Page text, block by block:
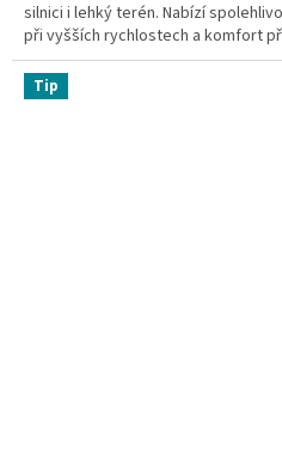
silnici i lehký terén. Nabízí
při vyšších rychlostech a komfort
Tip